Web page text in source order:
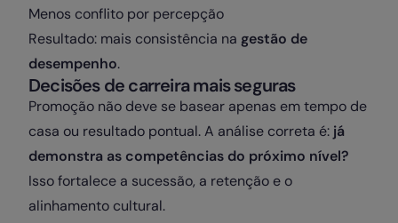
Menos conflito por percepção
Resultado: mais consistência na gestão de
desempenho.
Decisões de carreira mais seguras
Promoção não deve se basear apenas em tempo de
casa ou resultado pontual. A análise correta é: já
demonstra as competências do próximo nível?
Isso fortalece a sucessão, a retenção e o
alinhamento cultural.